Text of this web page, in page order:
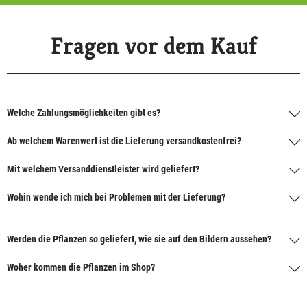
Fragen vor dem Kauf
Welche Zahlungsmöglichkeiten gibt es?
Ab welchem Warenwert ist die Lieferung versandkostenfrei?
Mit welchem Versanddienstleister wird geliefert?
Wohin wende ich mich bei Problemen mit der Lieferung?
Werden die Pflanzen so geliefert, wie sie auf den Bildern aussehen?
Woher kommen die Pflanzen im Shop?